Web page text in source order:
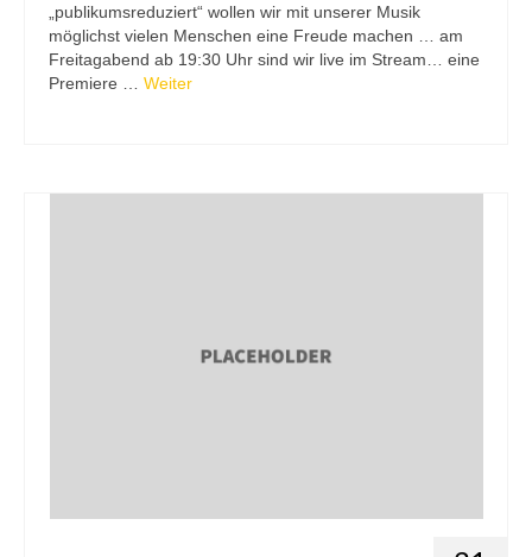
„publikumsreduziert“ wollen wir mit unserer Musik
möglichst vielen Menschen eine Freude machen … am
Freitagabend ab 19:30 Uhr sind wir live im Stream… eine
Premiere … Weiter